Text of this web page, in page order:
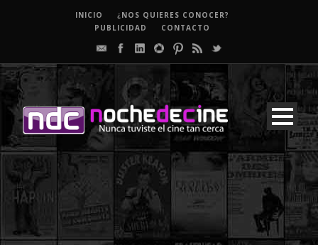
INICIO
¿NOS QUIERES CONOCER?
PUBLICIDAD
CONTACTO